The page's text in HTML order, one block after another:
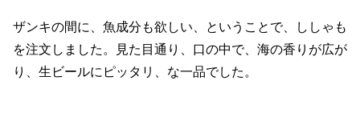
ザンキの間に、魚成分も欲しい、ということで、ししゃも
を注文しました。見た目通り、口の中で、海の香りが広が
り、生ビールにピッタリ、な一品でした。